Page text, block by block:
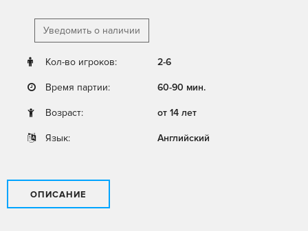
Уведомить о наличии
Кол-во игроков: 2-6
Время партии: 60-90 мин.
Возраст: от 14 лет
Язык: Английский
ОПИСАНИЕ